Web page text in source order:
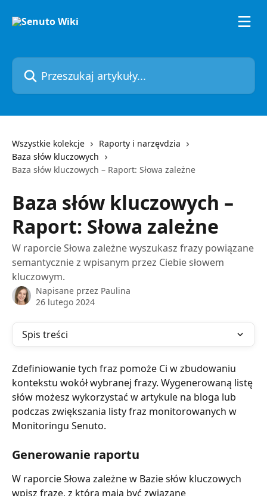
Przeszukaj artykuły...
Wszystkie kolekcje
Raporty i narzęvdzia
Baza słów kluczowych
Baza słów kluczowych – Raport: Słowa zależne
Baza słów kluczowych –
Raport: Słowa zależne
W raporcie Słowa zależne wyszukasz frazy powiązane
semantycznie z wpisanym przez Ciebie słowem
kluczowym.
Napisane przez Paulina
26 lutego 2024
Spis treści
Zdefiniowanie tych fraz pomoże Ci w zbudowaniu
kontekstu wokół wybranej frazy. Wygenerowaną listę
słów możesz wykorzystać w artykule na bloga lub
podczas zwiększania listy fraz monitorowanych w
Monitoringu Senuto.
Generowanie raportu
W raporcie Słowa zależne w Bazie słów kluczowych
wpisz frazę, z którą mają być związane